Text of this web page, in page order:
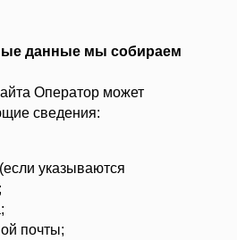
данные мы собираем
Оператор может
сведения:
указываются
почты;